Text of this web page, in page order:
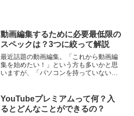
動画編集するために必要最低限の
スペックは？3つに絞って解説
最近話題の動画編集。「これから動画編
集を始めたい！」という方も多いかと思
いますが、「パソコンを持っていない」
低限必要なパソコンのスペックを解説し
ます！動画編集をするため...
YouTubeプレミアムって何？入
るとどんなことができるの？